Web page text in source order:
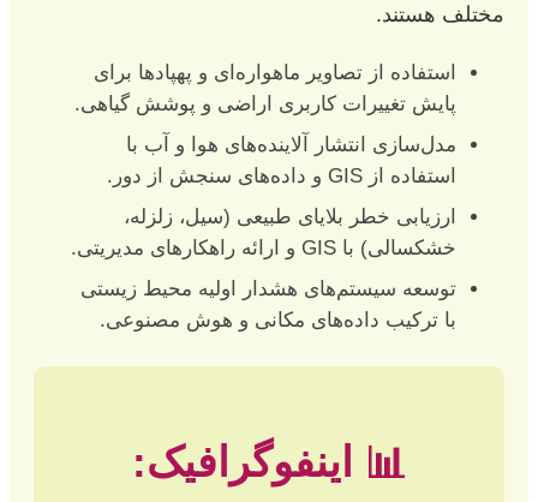
مختلف هستند.
استفاده از تصاویر ماهواره‌ای و پهپادها برای
پایش تغییرات کاربری اراضی و پوشش گیاهی.
مدل‌سازی انتشار آلاینده‌های هوا و آب با
استفاده از GIS و داده‌های سنجش از دور.
ارزیابی خطر بلایای طبیعی (سیل، زلزله،
خشکسالی) با GIS و ارائه راهکارهای مدیریتی.
توسعه سیستم‌های هشدار اولیه محیط زیستی
با ترکیب داده‌های مکانی و هوش مصنوعی.
📊 اینفوگرافیک: